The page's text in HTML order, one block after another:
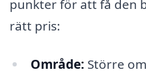
punkter för att få den
rätt pris:
Område: Större